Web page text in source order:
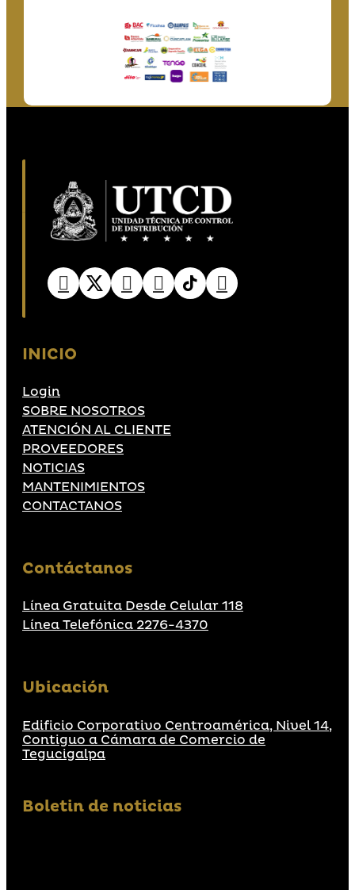
INICIO
Login
SOBRE NOSOTROS
ATENCIÓN AL CLIENTE
PROVEEDORES
NOTICIAS
MANTENIMIENTOS
CONTACTANOS
Contáctanos
Línea Gratuita Desde Celular 118
Línea Telefónica 2276-4370
Ubicación
Edificio Corporativo Centroamérica, Nivel 14,
Contiguo a Cámara de Comercio de
Tegucigalpa
Boletin de noticias